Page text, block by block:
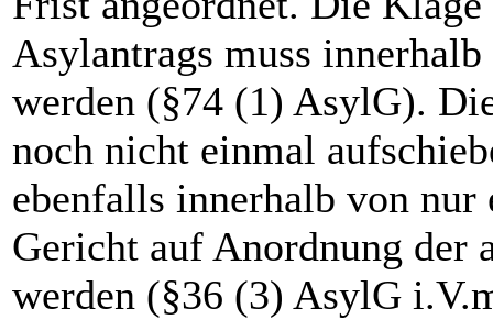
Asylantrags muss
werden (§74 (1) AsylG).
noch nicht einmal
ebenfalls innerhalb von nur
Gericht auf Anordnung der
werden (§36 (3) AsylG